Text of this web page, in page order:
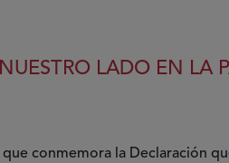
LADO EN LA
conmemora la Declaración